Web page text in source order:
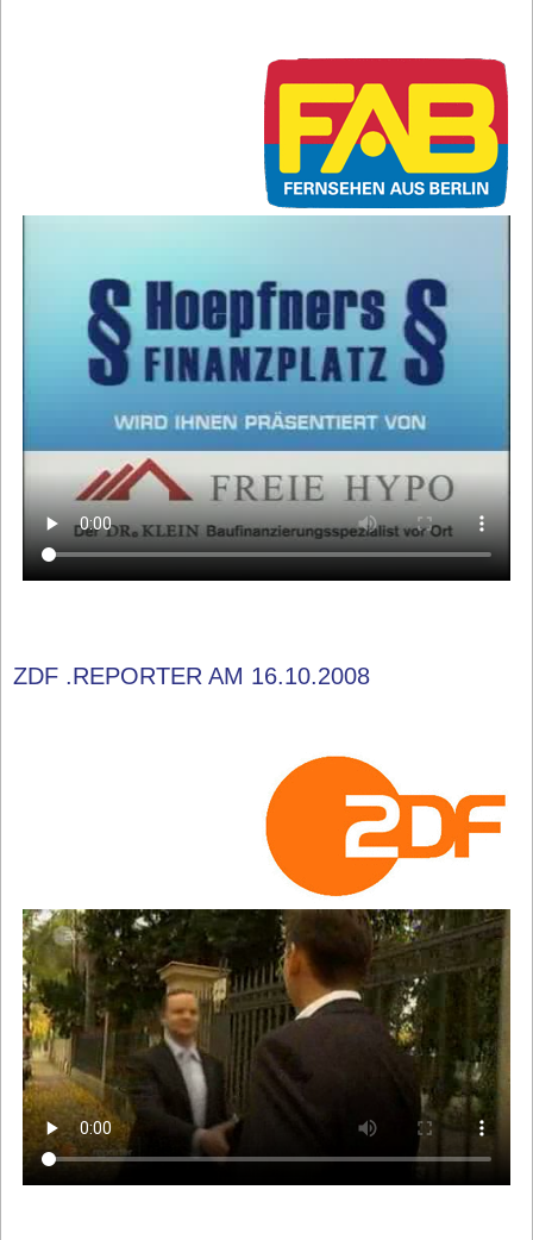
ZDF .REPORTER AM 16.10.2008